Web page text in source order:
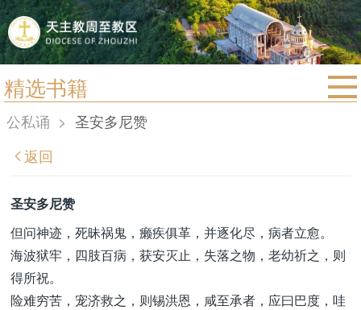
精选书籍
首页
宗教法规
教区简介
信仰文萃
教会圣月
公私诵 > 圣安多尼赞
返回
圣安多尼赞
但问神迹，死昧祸鬼，癞疾俱革，并逐化尽，病者立愈。
海波狱牢，四肢百病，获安灭止，失落之物，老幼祈之，则
得所祝。
险难穷苦，宠济救之，则锡洪恩，咸至承者，应曰巴度，哇